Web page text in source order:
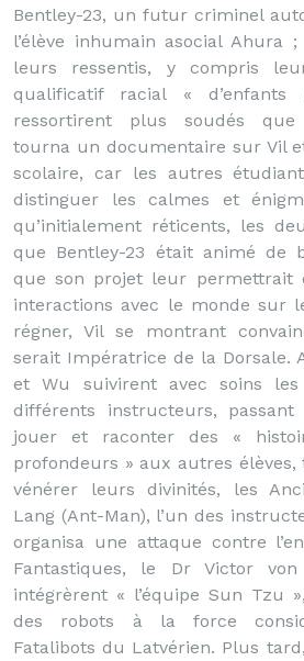
Bentley-23, un futur criminel
l’élève inhumain asocial Ahura
leurs ressentis, y compris
qualificatif racial «
ressortirent plus soudés que
tourna un documentaire sur Vil
scolaire, car les autres
distinguer les calmes et
qu’initialement réticents, les
que Bentley-23 était animé de
que son projet leur permettrait
interactions avec le monde sur
régner, Vil se montrant
serait Impératrice de la Dorsale.
et Wu suivirent avec soins
différents instructeurs,
jouer et raconter des «
profondeurs » aux autres
vénérer leurs divinités, les
Lang (Ant-Man), l’un des
organisa une attaque contre
Fantastiques, le Dr Victor
intégrèrent « l’équipe Sun Tzu
des robots à la force
Fatalibots du Latvérien. Plus